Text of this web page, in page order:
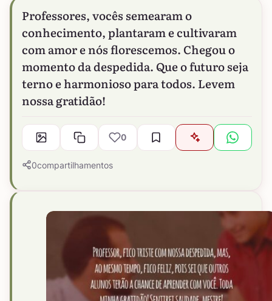
Professores, vocês semearam o
conhecimento, plantaram e cultivaram
com amor e nós florescemos. Chegou o
momento da despedida. Que o futuro seja
terno e harmonioso para todos. Levem
nossa gratidão!
0
0compartilhamentos